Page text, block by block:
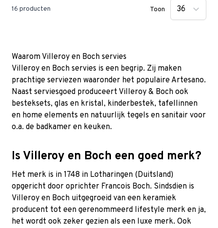
16 producten Toon
Waarom Villeroy en Boch servies
Villeroy en Boch servies is een begrip. Zij maken
prachtige serviezen waaronder het populaire Artesano.
Naast serviesgoed produceert Villeroy & Boch ook
besteksets, glas en kristal, kinderbestek, tafellinnen
en home elements en natuurlijk tegels en sanitair voor
o.a. de badkamer en keuken.
Is Villeroy en Boch een goed merk?
Het merk is in 1748 in Lotharingen (Duitsland)
opgericht door oprichter Francois Boch. Sindsdien is
Villeroy en Boch uitgegroeid van een keramiek
producent tot een gerenommeerd lifestyle merk en ja,
het wordt ook zeker gezien als een luxe merk. Ook